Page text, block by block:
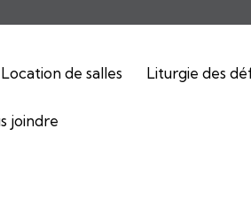
Location de salles Liturgie des
joindre